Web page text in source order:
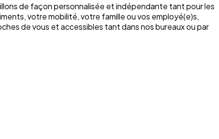
de façon personnalisée et indépendante tant pour les
votre mobilité, votre famille ou vos employé(e)s,
de vous et accessibles tant dans nos bureaux ou par